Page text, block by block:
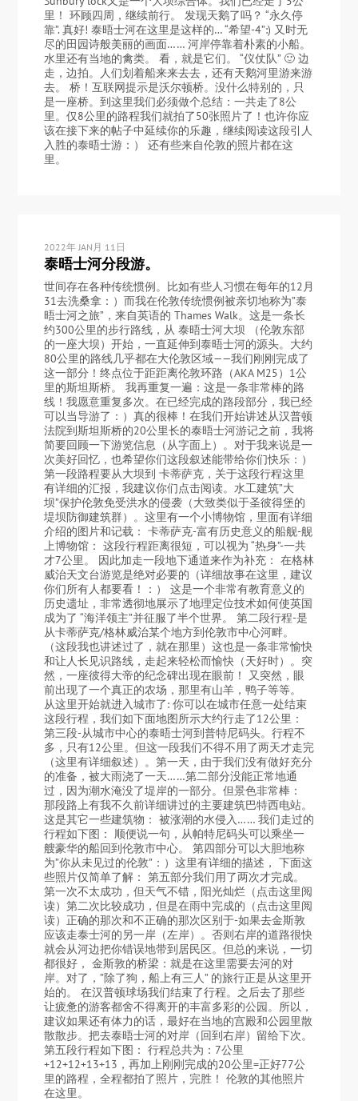
里！ 环顾四周，继续前行。 发现天鹅了吗？ “永久停
靠”. 真好! 泰晤士河在这里是这样的… “希望-4”:) 又时无
尽的田园诗般美丽的画面…… 河岸停靠着朴素的小船。
水里还有当地的禽类。 看，就是它们。 “仪仗队” 🙂 边
走，边拍。人们划着船来来去去，还有天鹅河里游来游
去。 桥！互联网提示是沃尔顿桥。没什么特别的，只
是一座桥。到这里我们必须做个总结：一共走了8公
里。仅8公里的路程我们就拍了50张照片了！也许你应
该在接下来的帖子中延续你的乐趣，继续阅读这段引人
入胜的泰晤士游：） 还有些来自伦敦的照片都在这
里。
2022年 JAN月 11日
泰晤士河分段游。
世间存在各种传统惯例。比如有些人习惯在每年的12月
31去洗桑拿：）而我在伦敦传统惯例被亲切地称为”泰
晤士河之旅”，来自英语的 Thames Walk。这是一条长
约300公里的步行路线，从 泰晤士河大坝 （伦敦东部
的一座大坝）开始，一直延伸到泰晤士河的源头。大约
80公里的路线几乎都在大伦敦区域——我们刚刚完成了
这一部分！终点位于距距离伦敦环路（AKA M25）1公
里的斯坦斯桥。 我再重复一遍：这是一条非常棒的路
线！我愿意重复多次。在已经完成的路段部分，我已经
可以当导游了：）真的很棒！在我们开始讲述从汉普顿
法院到斯坦斯桥的20公里长的泰晤士河游记之前，我将
简要回顾一下游览信息（从字面上）。对于我来说是一
次美好回忆，也希望你们这段叙述能带给你们快乐：）
第一段路程要从大坝到 卡蒂萨克，关于这段行程这里
有详细的汇报，我建议你们点击阅读。水工建筑”大
坝”保护伦敦免受洪水的侵袭（大致类似于圣彼得堡的
堤坝防御建筑群）。这里有一个小博物馆，里面有详细
介绍的图片和记载： 卡蒂萨克-富有历史意义的船舰-舰
上博物馆： 这段行程距离很短，可以视为 “热身”-一共
才7公里。 因此加走一段地下通道来作为补充： 在格林
威治天文台游览是绝对必要的（详细故事在这里，建议
你们所有人都要看！：） 这是一个非常有教育意义的
历史遗址，非常透彻地展示了地理定位技术如何使英国
成为了 “海洋领主”并征服了半个世界。 第二段行程-是
从卡蒂萨克/格林威治某个地方到伦敦市中心河畔。
（这段我也讲述过了，就在那里）这也是一条非常愉快
和让人长见识路线，走起来轻松而愉快（天好时）。突
然，一座彼得大帝的纪念碑出现在眼前！ 又突然，眼
前出现了一个真正的农场，那里有山羊，鸭子等等。
从这里开始就进入城市了: 你可以在城市任意一处结束
这段行程，我们如下面地图所示大约行走了12公里：
第三段-从城市中心的泰晤士河到普特尼码头。行程不
多，只有12公里。但这一段我们不得不用了两天才走完
（这里有详细叙述）。第一天，由于我们没有做好充分
的准备，被大雨浇了一天……第二部分没能正常地通
过，因为潮水淹没了堤岸的一部分。但景色非常棒：
那段路上有我不久前详细讲过的主要建筑巴特西电站。
这是其它一些建筑物： 被涨潮的水侵入…… 我们走过的
行程如下图： 顺便说一句，从帕特尼码头可以乘坐一
艘豪华的船回到伦敦市中心。 第四部分可以大胆地称
为”你从未见过的伦敦”：）这里有详细的描述， 下面这
些照片仅简单了解： 第五部分我们用了两次才完成。
第一次不太成功，但天气不错，阳光灿烂（点击这里阅
读）第二次比较成功，但是在雨中完成的（点击这里阅
读）正确的那次和不正确的那次区别于-如果去金斯敦
应该走泰士河的另一岸（左岸）。否则右岸的道路很快
就会从河边把你错误地带到居民区。但总的来说，一切
都很好， 金斯敦的桥梁：就是在这里需要去河的对
岸。对了，”除了狗，船上有三人” 的旅行正是从这里开
始的。 在汉普顿球场我们结束了行程。之后去了那些
让疲惫的游客都舍不得离开的丰富多彩的公园。所以，
建议如果还有体力的话，最好在当地的宫殿和公园里散
散散步。把去泰晤士河的对岸（回到右岸）留给下次。
第五段行程如下图： 行程总共为：7公里
+12+12+13+13，再加上刚刚完成的20公里=正好77公
里的路程，全程都拍了照片，完胜！ 伦敦的其他照片
在这里。